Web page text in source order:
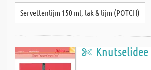
Servettenlijm 150 ml, lak & lijm (POTCH)
Knutselidee